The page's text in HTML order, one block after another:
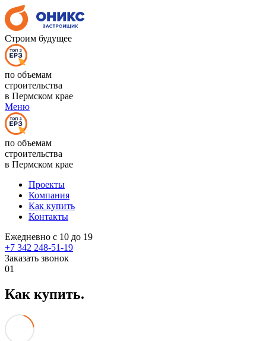
Строим будущее
по объемам
строительства
в Пермском крае
Меню
по объемам
строительства
в Пермском крае
Проекты
Компания
Как купить
Контакты
Ежедневно с 10 до 19
+7 342 248-51-19
Заказать звонок
01
Как купить.